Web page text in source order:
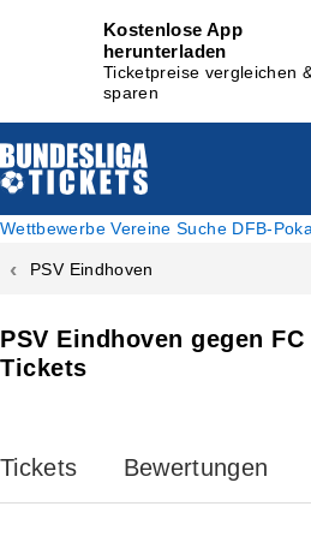
Kostenlose App
herunterladen
Ticketpreise vergleichen
sparen
Wettbewerbe Vereine Suche DFB-
PSV Eindhoven gegen
Tickets
PSV Eindhoven
Tickets Bewertungen